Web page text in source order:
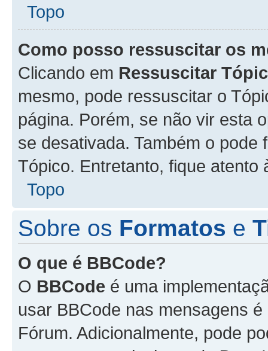
Topo
Como posso ressuscitar os
Clicando em Ressuscitar
mesmo, pode ressuscitar o
página. Porém, se não vir esta
se desativada. Também o
Tópico. Entretanto, fique atento
Topo
Sobre os Formatos e
O que é BBCode?
O BBCode é uma
usar BBCode nas mensagens
Fórum. Adicionalmente, pode